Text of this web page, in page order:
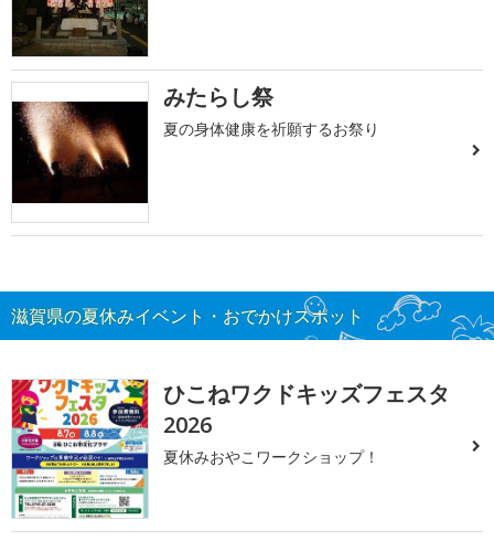
みたらし祭
夏の身体健康を祈願するお祭り
滋賀県の夏休みイベント・おでかけスポット
ひこねワクドキッズフェスタ
2026
夏休みおやこワークショップ！